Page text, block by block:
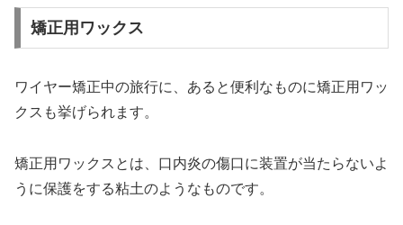
矯正用ワックス
ワイヤー矯正中の旅行に、あると便利なものに矯正用ワッ
クスも挙げられます。
矯正用ワックスとは、口内炎の傷口に装置が当たらないよ
うに保護をする粘土のようなものです。